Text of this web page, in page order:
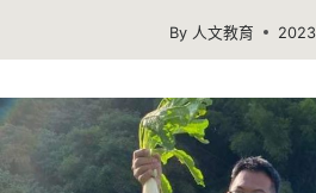
By 人文教育